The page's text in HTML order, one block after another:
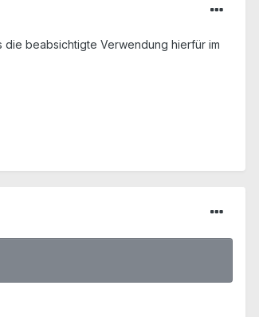
beabsichtigte Verwendung hierfür im